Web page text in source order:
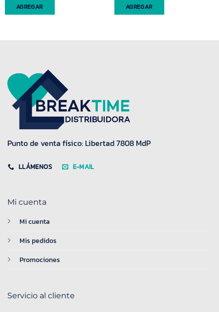
AGREGAR AGREGAR
Punto de venta físico: Libertad 7808 MdP
LLÁMENOS E-MAIL
Mi cuenta
Mi cuenta
Mis pedidos
Promociones
Servicio al cliente